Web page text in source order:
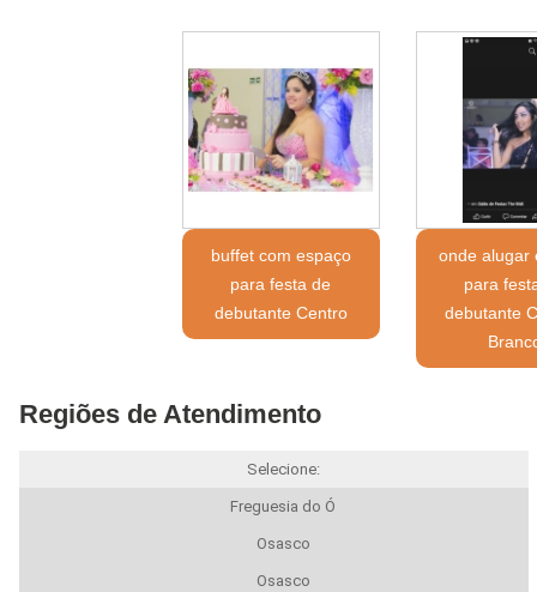
buffet com espaço
para festa de
debutante Centro
onde alugar
para
debutante
Regiões de Atendimento
Selecione:
Freguesia do Ó
Osasco
Osasco